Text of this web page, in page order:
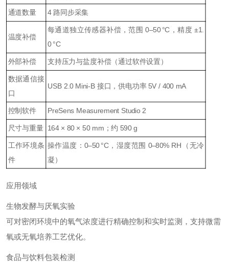
通道数量 4 路同步采集
温度补偿
每通道独立传感器补偿，范围 0–50 °C，精度 ±1.
0 °C
外部补偿 支持压力与盐度补偿（通过软件设置）
数据通信接
口
USB 2.0 Mini-B 接口，供电功率 5V / 400 mA
控制软件 PreSens Measurement Studio 2
尺寸与重量 164 × 80 × 50 mm；约 590 g
工作环境条
件
操作温度：0–50 °C，湿度范围 0–80% RH（无冷
凝）
应用领域
生物发酵与厌氧实验
可对密闭环境中的氧气浓度进行精确控制和实时监测，支持微需
氧或无氧培养工艺优化。
食品与饮料包装检测